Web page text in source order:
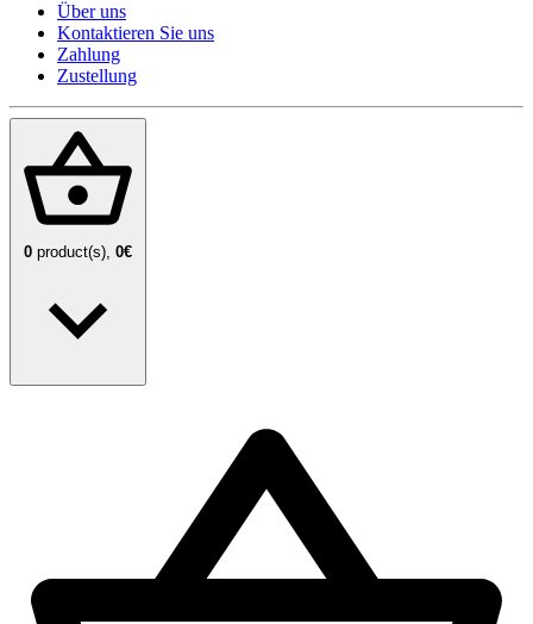
Über uns
Kontaktieren Sie uns
Zahlung
Zustellung
0 product(s), 0€